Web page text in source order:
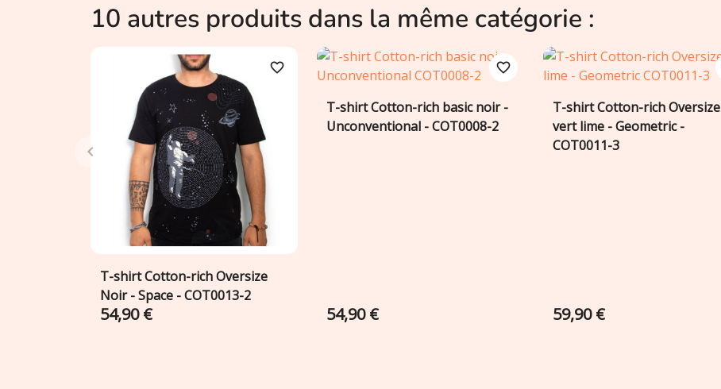
10 autres produits dans la même catégorie :
Ajouter au panier
favorite_border
T-shirt Cotton-rich Oversize
Noir - Space - COT0013-2
54,90 €
Ajouter au panier
favorite_border
T-shirt Cotton-rich basic noir -
Unconventional - COT0008-2
54,90 €
Ajouter au panier
T-shirt Cotton-rich Oversize
vert lime - Geometric -
COT0011-3
59,90 €